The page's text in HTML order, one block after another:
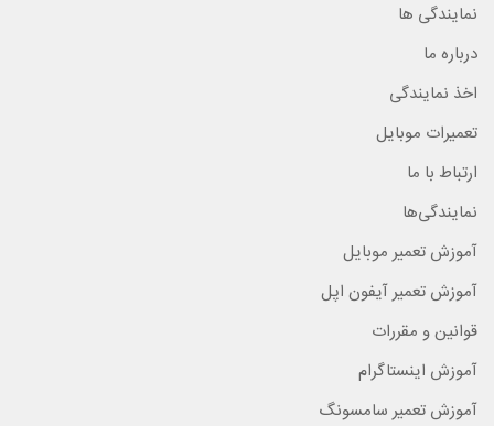
نمایندگی ها
درباره ما
اخذ نمایندگی
تعمیرات موبایل
ارتباط با ما
نمایندگی‌ها
آموزش تعمیر موبایل
آموزش تعمیر آیفون اپل
قوانین و مقررات
آموزش اینستاگرام
آموزش تعمیر سامسونگ